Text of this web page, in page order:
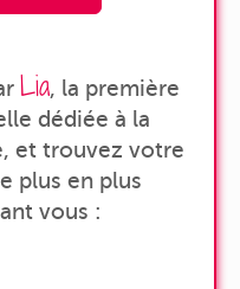
Lia, la première
dédiée à la
et trouvez votre
plus en plus
vous :